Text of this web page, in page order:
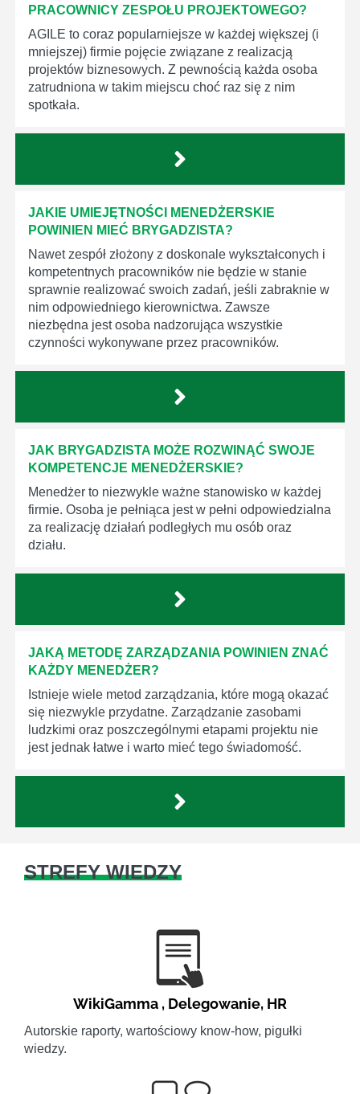
PRACOWNICY ZESPOŁU PROJEKTOWEGO?
AGILE to coraz popularniejsze w każdej większej (i
mniejszej) firmie pojęcie związane z realizacją
projektów biznesowych. Z pewnością każda osoba
zatrudniona w takim miejscu choć raz się z nim
spotkała.
JAKIE UMIEJĘTNOŚCI MENEDŻERSKIE
POWINIEN MIEĆ BRYGADZISTA?
Nawet zespół złożony z doskonale wykształconych i
kompetentnych pracowników nie będzie w stanie
sprawnie realizować swoich zadań, jeśli zabraknie w
nim odpowiedniego kierownictwa. Zawsze
niezbędna jest osoba nadzorująca wszystkie
czynności wykonywane przez pracowników.
JAK BRYGADZISTA MOŻE ROZWINĄĆ SWOJE
KOMPETENCJE MENEDŻERSKIE?
Menedżer to niezwykle ważne stanowisko w każdej
firmie. Osoba je pełniąca jest w pełni odpowiedzialna
za realizację działań podległych mu osób oraz
działu.
JAKĄ METODĘ ZARZĄDZANIA POWINIEN ZNAĆ
KAŻDY MENEDŻER?
Istnieje wiele metod zarządzania, które mogą okazać
się niezwykle przydatne. Zarządzanie zasobami
ludzkimi oraz poszczególnymi etapami projektu nie
jest jednak łatwe i warto mieć tego świadomość.
STREFY WIEDZY
WikiGamma , Delegowanie, HR
Autorskie raporty, wartościowy know-how, pigułki
wiedzy.